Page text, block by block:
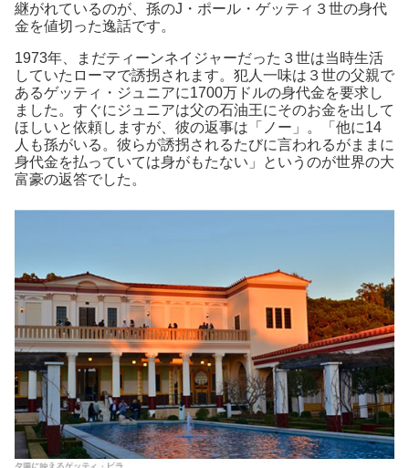
継がれているのが、孫のJ・ポール・ゲッティ３世の身代
金を値切った逸話です。
1973年、まだティーンネイジャーだった３世は当時生活
していたローマで誘拐されます。犯人一味は３世の父親で
あるゲッティ・ジュニアに1700万ドルの身代金を要求し
ました。すぐにジュニアは父の石油王にそのお金を出して
ほしいと依頼しますが、彼の返事は「ノー」。「他に14
人も孫がいる。彼らが誘拐されるたびに言われるがままに
身代金を払っていては身がもたない」というのが世界の大
富豪の返答でした。